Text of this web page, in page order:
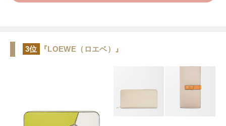
3位 『LOEWE（ロエベ）』